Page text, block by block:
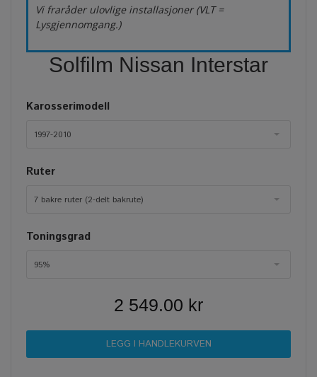
Vi fraråder ulovlige installasjoner (VLT =
Lysgjennomgang.)
Solfilm Nissan Interstar
Karosserimodell
1997-2010
Ruter
7 bakre ruter (2-delt bakrute)
Toningsgrad
95%
2 549.00 kr